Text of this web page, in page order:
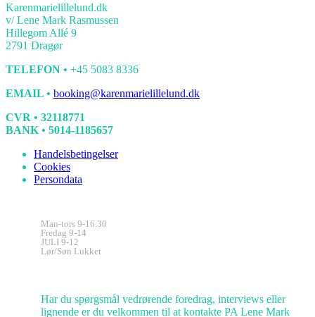
Karenmarielillelund.dk
v/ Lene Mark Rasmussen
Hillegom Allé 9
2791 Dragør
TELEFON • +45 5083 8336
EMAIL • booking@karenmarielillelund.dk
CVR • 32118771
BANK • 5014-1185657
Handelsbetingelser
Cookies
Persondata
Man-tors 9-16.30
Fredag 9-14
JULI 9-12
Lør/Søn Lukket
Har du spørgsmål vedrørende foredrag, interviews eller
lignende er du velkommen til at kontakte PA Lene Mark